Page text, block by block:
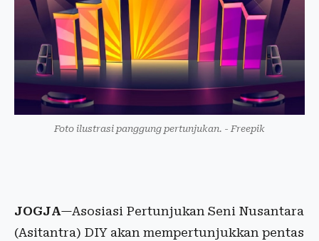
Foto ilustrasi panggung pertunjukan. - Freepik
JOGJA—Asosiasi Pertunjukan Seni Nusantara
(Asitantra) DIY akan mempertunjukkan pentas